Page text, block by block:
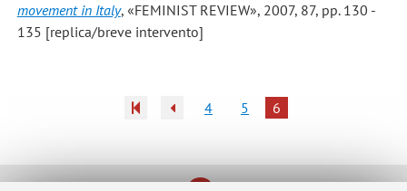
movement in Italy, «FEMINIST REVIEW», 2007, 87, pp. 130 -
135 [replica/breve intervento]
4 5 6